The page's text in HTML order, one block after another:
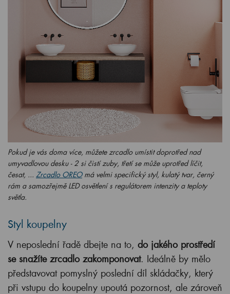
Pokud je vás doma více, můžete zrcadlo umístit doprotřed nad
umyvadlovou desku - 2 si čistí zuby, třetí se může uprotřed líčit,
česat, ... Zrcadlo OREOmá velmi specifický styl, kulatý tvar, černý
rám a samozřejmě LED osvětlení s regulátorem intenzity a teploty
světla.
Styl koupelny
V neposlední řadě dbejte na to, do jakého prostředí
se snažíte zrcadlo zakomponovat. Ideálně by mělo
představovat pomyslný poslední díl skládačky, který
při vstupu do koupelny upoutá pozornost, ale zároveň